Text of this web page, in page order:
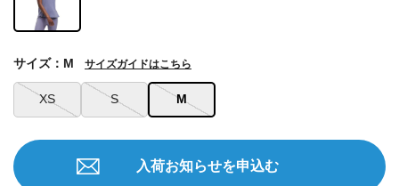
XS S M
サイズ：M サイズガイドはこちら
入荷お知らせを申込む